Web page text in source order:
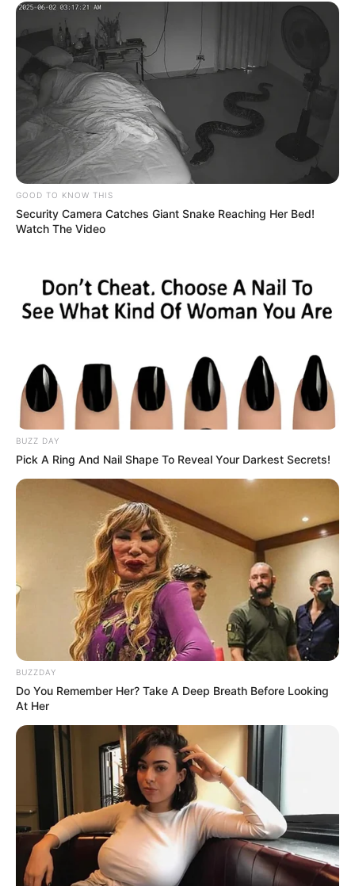
GOOD TO KNOW THIS
Security Camera Catches Giant Snake Reaching Her Bed!
Watch The Video
BUZZ DAY
Pick A Ring And Nail Shape To Reveal Your Darkest Secrets!
BUZZDAY
Do You Remember Her? Take A Deep Breath Before Looking
At Her